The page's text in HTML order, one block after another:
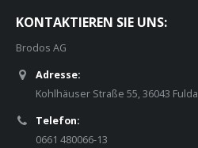
KONTAKTIEREN SIE UNS:
Brodos AG
Adresse:
Kohlhäuser Straße 55, 36043 Fulda
Telefon:
0661 480066-13